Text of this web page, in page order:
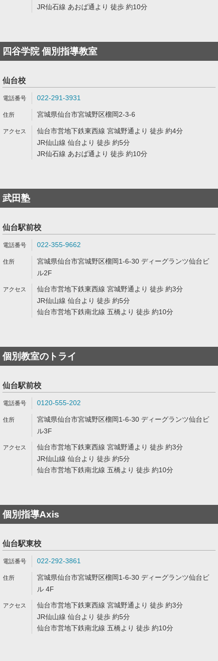
JR仙石線 あおば通より 徒歩 約10分
四谷学院 個別指導教室
仙台校
022-291-3931
宮城県仙台市宮城野区榴岡2-3-6
仙台市営地下鉄東西線 宮城野通より 徒歩 約4分
JR仙山線 仙台より 徒歩 約5分
JR仙石線 あおば通より 徒歩 約10分
武田塾
仙台駅前校
022-355-9662
宮城県仙台市宮城野区榴岡1-6-30 ディーグランツ仙台ビ
ル2F
仙台市営地下鉄東西線 宮城野通より 徒歩 約3分
JR仙山線 仙台より 徒歩 約5分
仙台市営地下鉄南北線 五橋より 徒歩 約10分
個別教室のトライ
仙台駅前校
0120-555-202
宮城県仙台市宮城野区榴岡1-6-30 ディーグランツ仙台ビ
ル3F
仙台市営地下鉄東西線 宮城野通より 徒歩 約3分
JR仙山線 仙台より 徒歩 約5分
仙台市営地下鉄南北線 五橋より 徒歩 約10分
個別指導Axis
仙台駅東校
022-292-3861
宮城県仙台市宮城野区榴岡1-6-30 ディーグランツ仙台ビ
ル 4F
仙台市営地下鉄東西線 宮城野通より 徒歩 約3分
JR仙山線 仙台より 徒歩 約5分
仙台市営地下鉄南北線 五橋より 徒歩 約10分